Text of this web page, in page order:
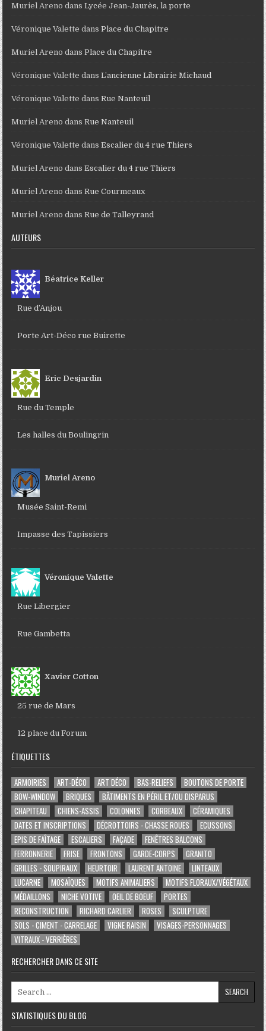
Muriel Areno dansLycée Jean-Jaurès, la porte
Véronique Valette dansPlace du Chapitre
Muriel Areno dansPlace du Chapitre
Véronique Valette dansL’ancienne Librairie Michaud
Véronique Valette dansRue Nanteuil
Muriel Areno dansRue Nanteuil
Véronique Valette dansEscalier du 4 rue Thiers
Muriel Areno dansEscalier du 4 rue Thiers
Muriel Areno dansRue Courmeaux
Muriel Areno dansRue de Talleyrand
AUTEURS
Béatrice Keller
Rue d’Anjou
Porte Art-Déco rue Buirette
Eric Desjardin
Rue du Temple
Les halles du Boulingrin
Muriel Areno
Musée Saint-Remi
Impasse des Tapissiers
Véronique Valette
Rue Libergier
Rue Gambetta
Xavier Cotton
25 rue de Mars
12 place du Forum
ÉTIQUETTES
ARMOIRIES ART-DÉCO ART DÉCO BAS-RELIEFS
BOUTONS DE PORTE
BOW-WINDOW
BRIQUES
BÂTIMENTS EN PÉRIL ET/OU DISPARUS
CHAPITEAU
CHIENS-ASSIS COLONNES CORBEAUX
CÉRAMIQUES
DATES ET INSCRIPTIONS
DÉCROTTOIRS - CHASSE ROUES
ECUSSONS
EPIS DE FAÎTAGE
ESCALIERS FAÇADE
FENÊTRES BALCONS
FERRONNERIE
FRISE FRONTONS GARDE-CORPS
GRANITO
GRILLES - SOUPIRAUX
HEURTOIR LAURENT ANTOINE
LINTEAUX
LUCARNE
MOSAÏQUES MOTIFS ANIMALIERS
MOTIFS FLORAUX/VÉGÉTAUX
MÉDAILLONS
NICHE VOTIVE OEIL DE BOEUF
PORTES
RECONSTRUCTION
RICHARD CARLIER ROSES
SCULPTURE
SOLS - CIMENT - CARRELAGE
VIGNE RAISIN
VISAGES-PERSONNAGES
VITRAUX - VERRIÈRES
RECHERCHER DANS CE SITE
STATISTIQUES DU BLOG